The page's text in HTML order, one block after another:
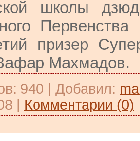
школы
призер
Махмадов.
940 | Добавил:
| Комментарии (0)